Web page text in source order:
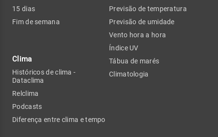
15 dias
Fim de semana
Clima
Históricos de clima -
Dataclima
Relclima
Podcasts
Diferença entre clima e tempo
Previsão de temperatura
Previsão de umidade
Vento hora a hora
Índice UV
Tábua de marés
Climatologia